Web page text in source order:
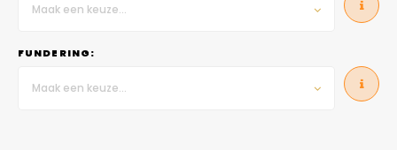
Maak een keuze...
FUNDERING:
Maak een keuze...